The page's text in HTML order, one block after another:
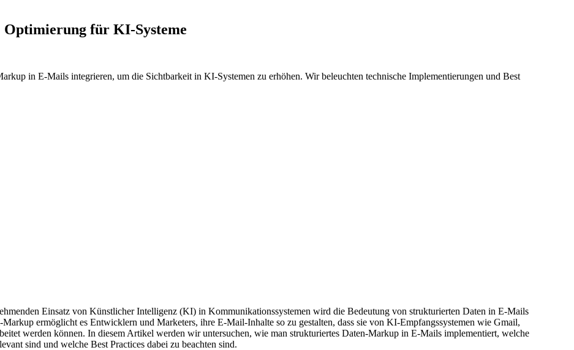
für KI-Systeme
in E-Mails integrieren, um die Sichtbarkeit in KI-Systemen zu erhöhen. Wir beleuchten technische Implementierungen und Best
Einsatz von Künstlicher Intelligenz (KI) in Kommunikationssystemen wird die Bedeutung von strukturierten Daten in E-Mails
ermöglicht es Entwicklern und Marketers, ihre E-Mail-Inhalte so zu gestalten, dass sie von KI-Empfangssystemen wie Gmail,
werden können. In diesem Artikel werden wir untersuchen, wie man strukturiertes Daten-Markup in E-Mails implementiert, welche
sind und welche Best Practices dabei zu beachten sind.